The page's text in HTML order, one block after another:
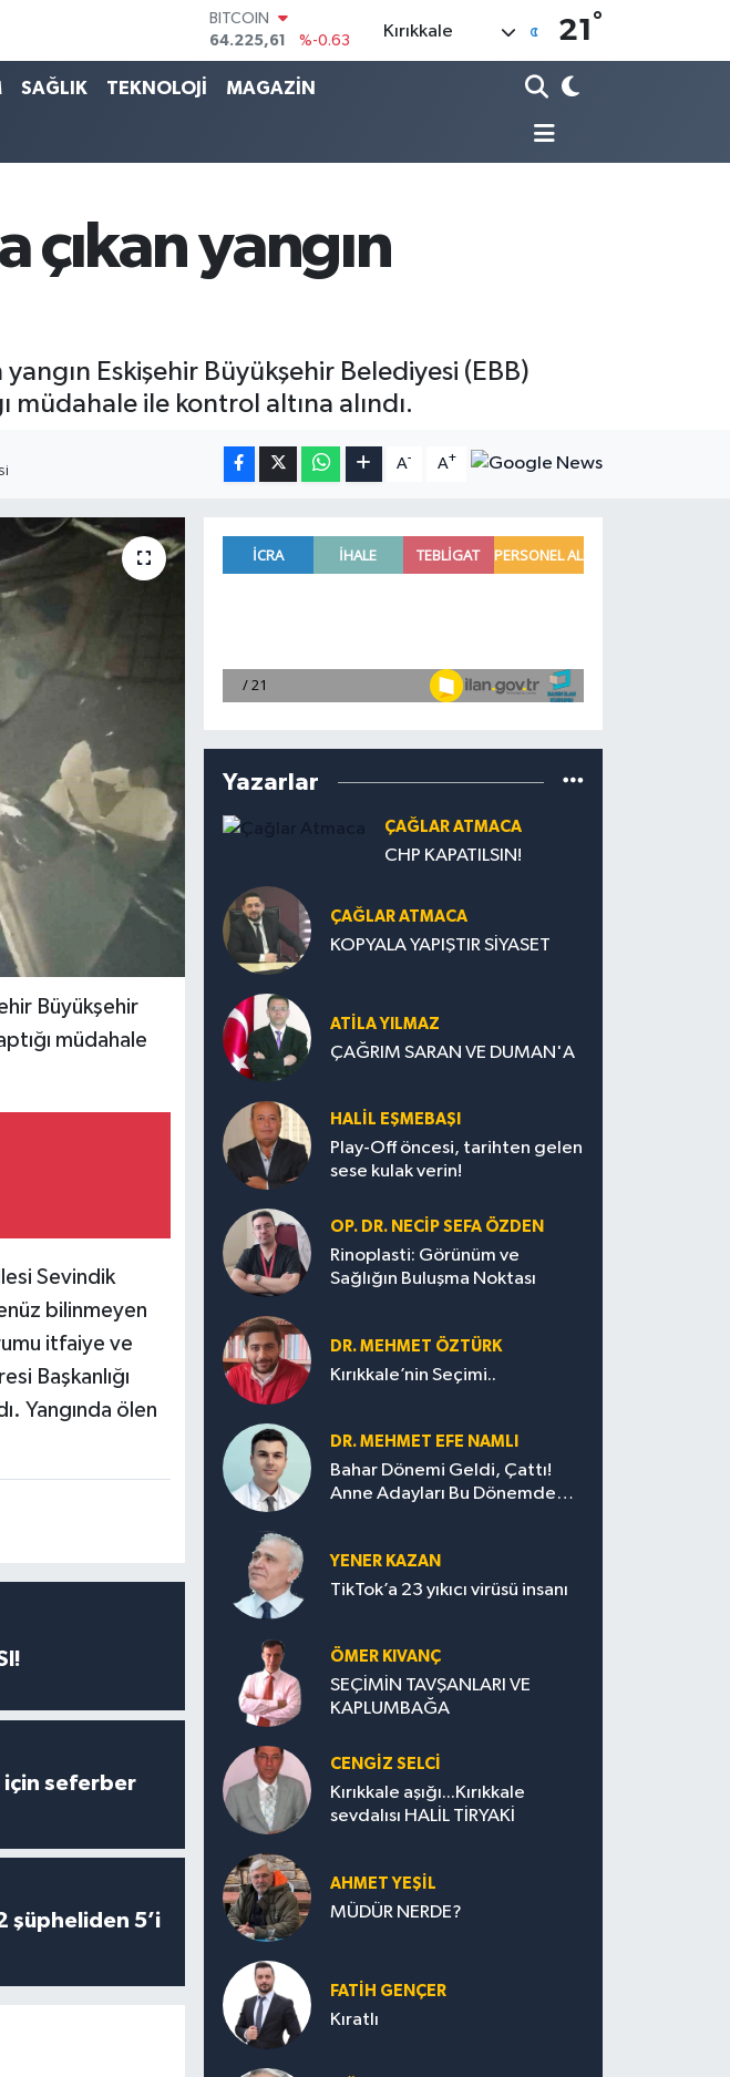
BITCOIN
64.225,61
%-0.63
DOLAR
47,6704
%0
BİST100
13.799
%70
Kırıkkale 21 °
SAĞLIK TEKNOLOJİ MAGAZİN
çıkan yangın
Eskişehir Büyükşehir Belediyesi (EBB)
müdahale ile kontrol altına alındı.
A- A+
Büyükşehir
müdahale
Sevindik
bilinmeyen
itfaiye ve
Başkanlığı
Yangında ölen
için seferber
şüpheliden 5’i
Yazarlar
ÇAĞLAR ATMACA
CHP KAPATILSIN!
ÇAĞLAR ATMACA
KOPYALA YAPIŞTIR SİYASET
ATILA YILMAZ
ÇAĞRIM SARAN VE DUMAN'A
HALIL EŞMEBAŞI
Play-Off öncesi, tarihten gelen
sese kulak verin!
OP. DR. NECIP SEFA ÖZDEN
Rinoplasti: Görünüm ve
Sağlığın Buluşma Noktası
DR. MEHMET ÖZTÜRK
Kırıkkale’nin Seçimi..
DR. MEHMET EFE NAMLI
Bahar Dönemi Geldi, Çattı!
Anne Adayları Bu Dönemde
YENER KAZAN
TikTok’a 23 yıkıcı virüsü insanı
ÖMER KIVANÇ
SEÇİMİN TAVŞANLARI VE
KAPLUMBAĞA
CENGİZ SELCİ
Kırıkkale aşığı...Kırıkkale
sevdalısı HALİL TİRYAKİ
AHMET YEŞİL
MÜDÜR NERDE?
FATIH GENÇER
Kıratlı